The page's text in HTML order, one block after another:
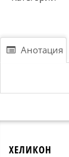
Анотация
ХЕЛИКОН